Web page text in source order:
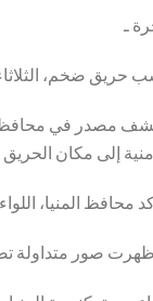
ـ
مصدر في محافظة
محافظ المنيا،